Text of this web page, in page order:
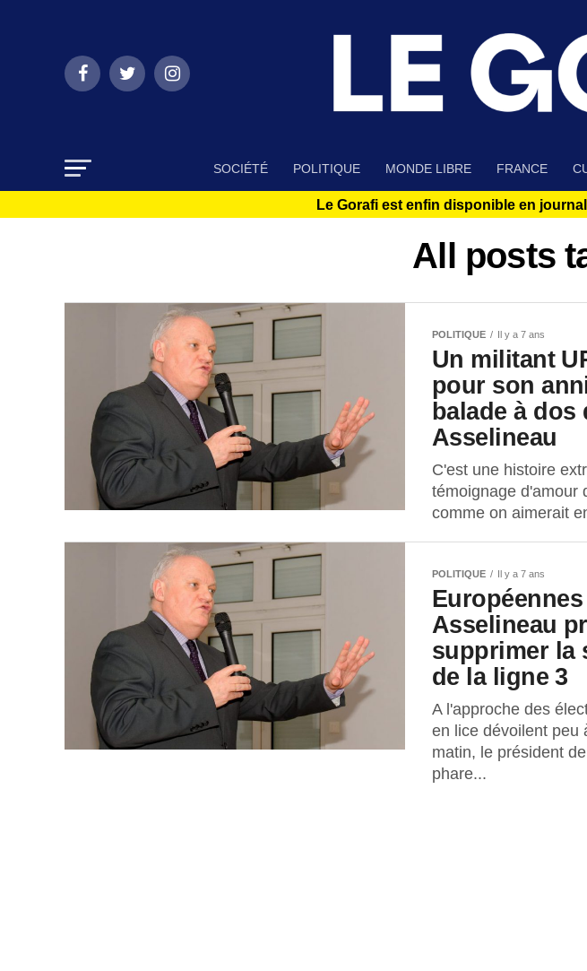
SOCIÉTÉ POLITIQUE MONDE LIBRE FRANCE
Le Gorafi est enfin disponible en
All posts
POLITIQUE Il y a 7 ans
Un militant
pour son
balade à dos
Asselineau
C'est une histoire
témoignage d'amour
comme on aimerait
POLITIQUE Il y a 7 ans
Asselineau
supprimer la
de la ligne 3
A l'approche des
en lice dévoilent peu
matin, le président
phare...